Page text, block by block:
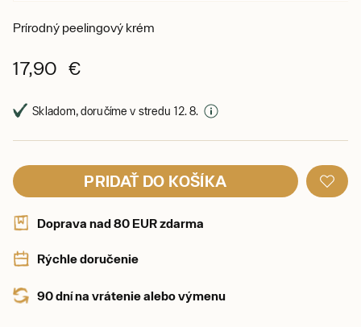
Prírodný peelingový krém
17,90 €
Skladom, doručíme v stredu 12. 8.
PRIDAŤ DO KOŠÍKA
Doprava nad 80 EUR zdarma
Rýchle doručenie
90 dní na vrátenie alebo výmenu